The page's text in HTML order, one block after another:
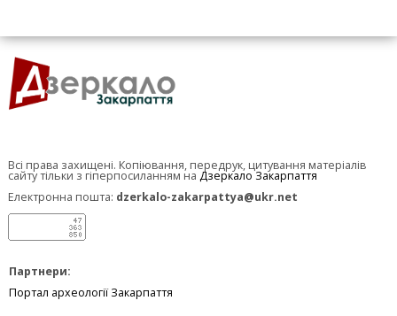
Всі права захищені. Копіювання, передрук, цитування матеріалів
сайту тільки з гіперпосиланням на Дзеркало Закарпаття
Електронна пошта: dzerkalo-zakarpattya@ukr.net
Партнери:
Портал археології Закарпаття